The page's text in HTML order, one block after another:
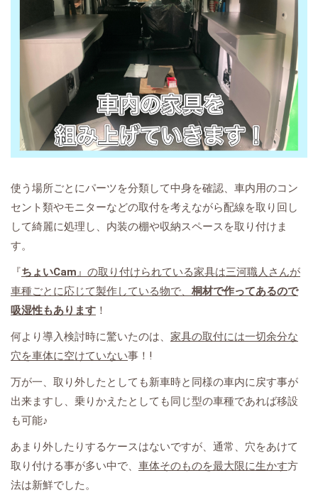
使う場所ごとにパーツを分類して中身を確認、車内用のコン
セント類やモニターなどの取付を考えながら配線を取り回し
して綺麗に処理し、内装の棚や収納スペースを取り付けま
す。
『ちょいCam』の取り付けられている家具は三河職人さんが
車種ごとに応じて製作している物で、 桐材で作ってあるので
吸湿性もあります ！
何より導入検討時に驚いたのは、 家具の取付には一切余分な
穴を車体に空けていない事！!
万が一、取り外したとしても新車時と同様の車内に戻す事が
出来ますし、乗りかえたとしても同じ型の車種であれば移設
も可能♪
あまり外したりするケースはないですが、通常、穴をあけて
取り付ける事が多い中で、 車体そのものを最大限に生かす方
法は新鮮でした。